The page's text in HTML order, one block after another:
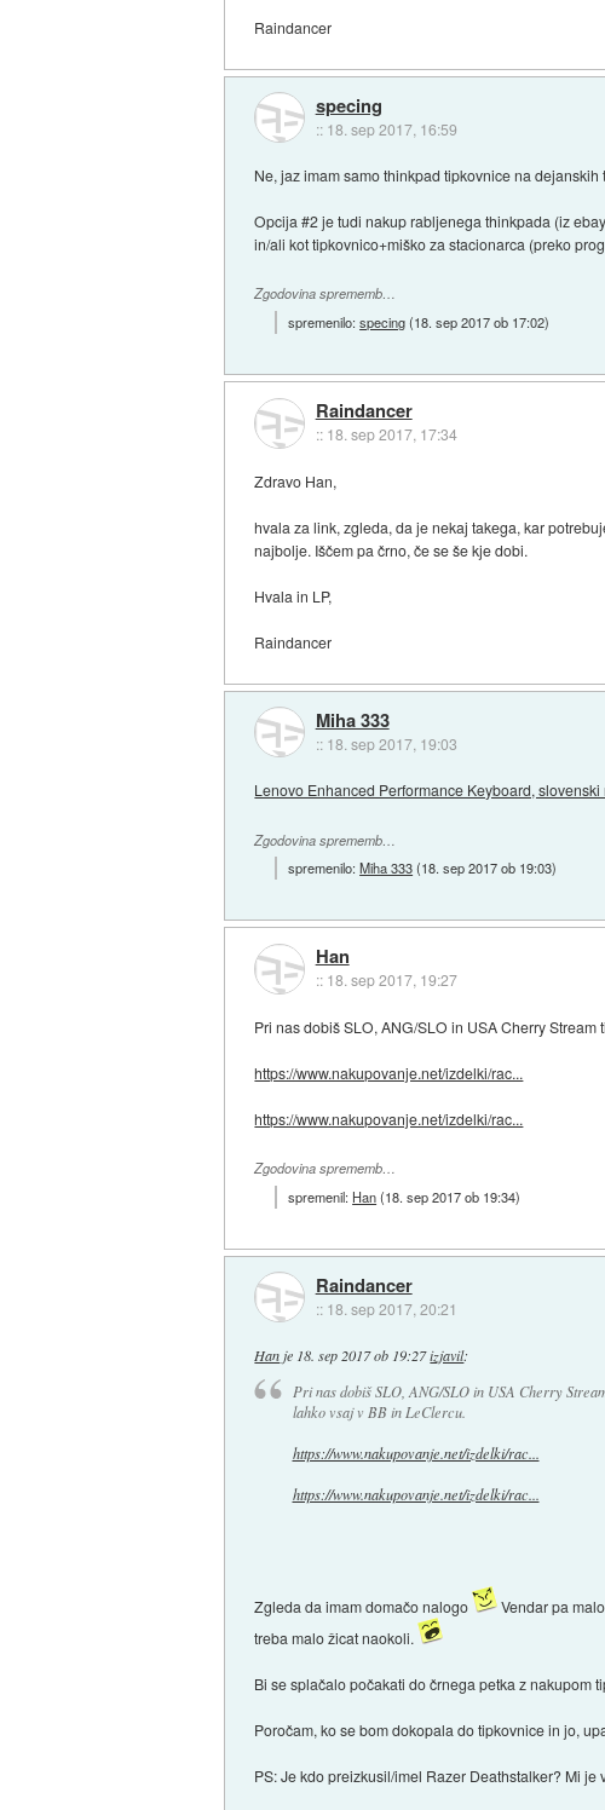
Raindancer
specing
:: 18. sep 2017, 16:59
Ne, jaz imam samo thinkpad tipkovnice na dejanskih
Opcija #2 je tudi nakup rabljenega thinkpada (iz
in/ali kot tipkovnico+miško za stacionarca (preko
Zgodovina sprememb…
spremenilo:specing(18. sep 2017 ob 17:02)
Raindancer
:: 18. sep 2017, 17:34
Zdravo Han,
hvala za link, zgleda, da je nekaj takega, kar
najbolje. Iščem pa črno, če se še kje dobi.
Hvala in LP,
Raindancer
Miha 333
:: 18. sep 2017, 19:03
Lenovo Enhanced Performance Keyboard, slovenski
Zgodovina sprememb…
spremenilo:Miha 333(18. sep 2017 ob 19:03)
Han
:: 18. sep 2017, 19:27
Pri nas dobiš SLO, ANG/SLO in USA Cherry
https://www.nakupovanje.net/izdelki/rac...
https://www.nakupovanje.net/izdelki/rac...
Zgodovina sprememb…
spremenil: Han(18. sep 2017 ob 19:34)
Raindancer
:: 18. sep 2017, 20:21
Han je 18. sep 2017 ob 19:27izjavil:
Pri nas dobiš SLO, ANG/SLO in USA Cherry
lahko vsaj v BB in LeClercu.
https://www.nakupovanje.net/izdelki/rac...
https://www.nakupovanje.net/izdelki/rac...
Zgleda da imam domačo nalogo
Vendar pa
treba malo žicat naokoli.
Bi se splačalo počakati do črnega petka z nakupom
Poročam, ko se bom dokopala do tipkovnice in jo,
PS: Je kdo preizkusil/imel Razer Deathstalker? Mi